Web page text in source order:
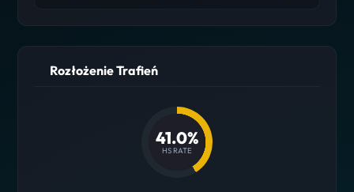
Rozłożenie Trafień
41.0%
HS RATE